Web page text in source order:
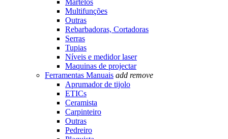
Martelos
Multifunções
Outras
Rebarbadoras, Cortadoras
Serras
Tupias
Níveis e medidor laser
Maquinas de projectar
Ferramentas Manuais add remove
Aprumador de tijolo
ETICs
Ceramista
Carpinteiro
Outras
Pedreiro